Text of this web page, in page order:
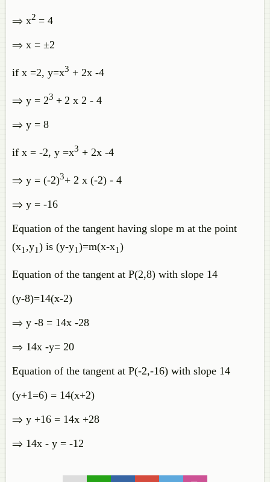
⇒ x2 = 4
⇒ x = ±2
if x =2, y=x3 + 2x -4
⇒ y = 23 + 2 x 2 - 4
⇒ y = 8
if x = -2, y =x3 + 2x -4
⇒ y = (-2)3+ 2 x (-2) - 4
⇒ y = -16
Equation of the tangent having slope m at the point
(x1 ,y1) is (y-y1)=m(x-x1)
Equation of the tangent at P(2,8) with slope 14
(y-8)=14(x-2)
⇒ y -8 = 14x -28
⇒ 14x -y= 20
Equation of the tangent at P(-2,-16) with slope 14
(y+1=6) = 14(x+2)
⇒ y +16 = 14x +28
⇒ 14x - y = -12